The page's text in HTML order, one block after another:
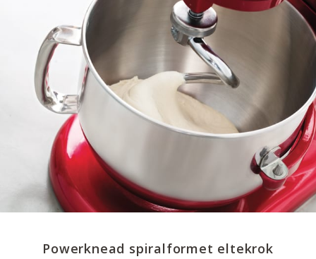
Powerknead spiralformet eltekrok